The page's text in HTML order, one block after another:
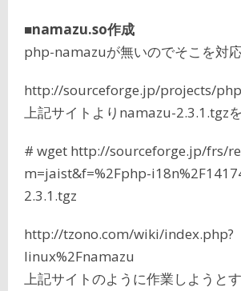
■namazu.so作成
php-namazuが無いのでそこを対
http://sourceforge.jp/projects/
上記サイトよりnamazu-2.3.1.tgz
# wget http://sourceforge.jp/frs/
m=jaist&f=%2Fphp-
2.3.1.tgz
http://tzono.com/wiki/index.php?
linux%2Fnamazu
上記サイトのように作業しようと